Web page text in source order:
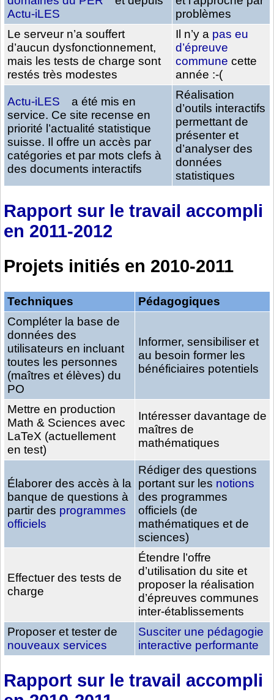
Actu-iLES
problèmes
Le serveur n’a souffert
d’aucun dysfonctionnement,
mais les tests de charge sont
restés très modestes
Il n’y a pas eu
d’épreuve
commune cette
année :-(
Actu-iLES
a été mis en
service. Ce site recense en
priorité l’actualité statistique
suisse. Il offre un accès par
catégories et par mots clefs à
des documents interactifs
Réalisation
d’outils interactifs
permettant de
présenter et
d’analyser des
données
statistiques
Rapport sur le travail accompli
en 2011-2012
Projets initiés en 2010-2011
Techniques
Pédagogiques
Compléter la base de
données des
utilisateurs en incluant
toutes les personnes
(maîtres et élèves) du
PO
Informer, sensibiliser et
au besoin former les
bénéficiaires potentiels
Mettre en production
Math & Sciences avec
LaTeX (actuellement
en test)
Intéresser davantage de
maîtres de
mathématiques
Élaborer des accès à la
banque de questions à
partir des programmes
officiels
Rédiger des questions
portant sur les notions
des programmes
officiels (de
mathématiques et de
sciences)
Effectuer des tests de
charge
Étendre l’offre
d’utilisation du site et
proposer la réalisation
d’épreuves communes
inter-établissements
Proposer et tester de
nouveaux services
Susciter une pédagogie
interactive performante
Rapport sur le travail accompli